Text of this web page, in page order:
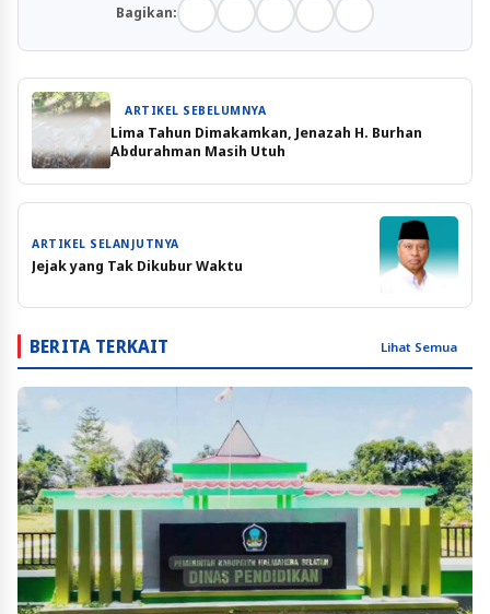
Bagikan:
ARTIKEL SEBELUMNYA
Lima Tahun Dimakamkan, Jenazah H. Burhan
Abdurahman Masih Utuh
ARTIKEL SELANJUTNYA
Jejak yang Tak Dikubur Waktu
BERITA TERKAIT Lihat Semua